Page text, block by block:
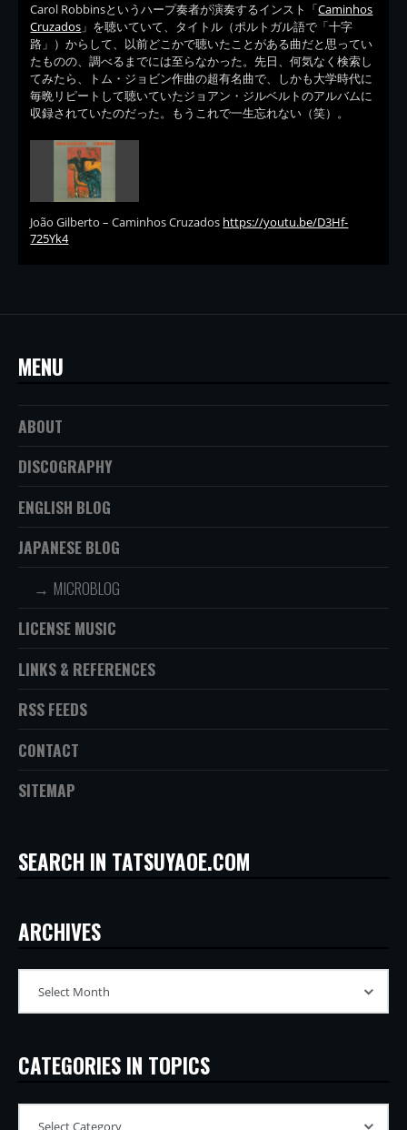
Carol Robbinsというハープ奏者が演奏するインスト「Caminhos
Cruzados 」を聴いていて、タイトル（ポルトガル語で「十字
路」）からして、以前どこかで聴いたことがある曲だと思ってい
たものの、調べるまでには至らなかった。先日、何気なく検索し
てみたら、トム・ジョビン作曲の超有名曲で、しかも大学時代に
毎晩リピートして聴いていたジョアン・ジルベルトのアルバムに
収録されていたのだった。もうこれで一生忘れない（笑）。
João Gilberto – Caminhos Cruzados https://youtu.be/D3Hf-
725Yk4
MENU
ABOUT
DISCOGRAPHY
ENGLISH BLOG
JAPANESE BLOG
MICROBLOG
LICENSE MUSIC
LINKS & REFERENCES
RSS FEEDS
CONTACT
SITEMAP
SEARCH IN TATSUYAOE.COM
ARCHIVES
CATEGORIES IN TOPICS